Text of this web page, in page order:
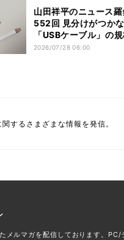
山田祥平のニュース
552回 見分けがつか
「USBケーブル」の
致、右往左往する前に
2026/07/28 06:00
するさまざまな情報を発信。
メルマガを配信しております。PC/